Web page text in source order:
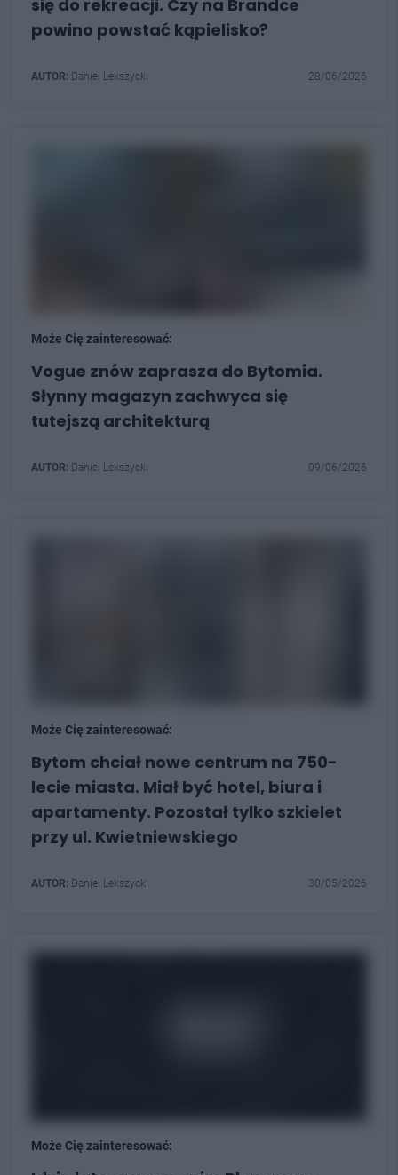
się do rekreacji. Czy na Brandce
powino powstać kąpielisko?
AUTOR: Daniel Lekszycki 28/06/2026
Może Cię zainteresować:
Vogue znów zaprasza do Bytomia.
Słynny magazyn zachwyca się
tutejszą architekturą
AUTOR: Daniel Lekszycki 09/06/2026
Może Cię zainteresować:
Bytom chciał nowe centrum na 750-
lecie miasta. Miał być hotel, biura i
apartamenty. Pozostał tylko szkielet
przy ul. Kwietniewskiego
AUTOR: Daniel Lekszycki 30/05/2026
Może Cię zainteresować: